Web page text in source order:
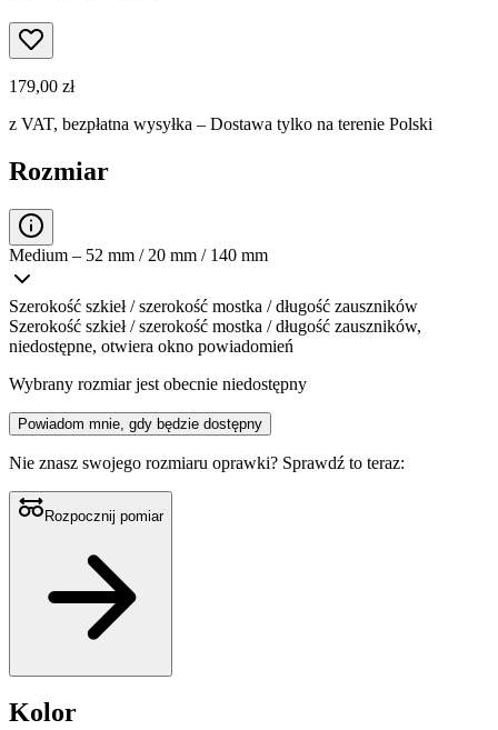
179,00 zł
z VAT, bezpłatna wysyłka – Dostawa tylko na terenie Polski
Rozmiar
Medium – 52 mm / 20 mm / 140 mm
Szerokość szkieł / szerokość mostka / długość zauszników
Szerokość szkieł / szerokość mostka / długość zauszników,
niedostępne, otwiera okno powiadomień
Wybrany rozmiar jest obecnie niedostępny
Powiadom mnie, gdy będzie dostępny
Nie znasz swojego rozmiaru oprawki? Sprawdź to teraz:
Rozpocznij pomiar
Kolor